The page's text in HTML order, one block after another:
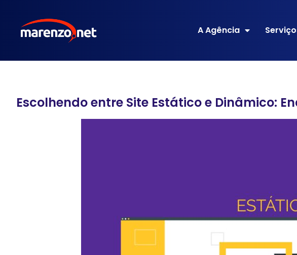
A Agência
Escolhendo entre Site Estático e Dinâmico: